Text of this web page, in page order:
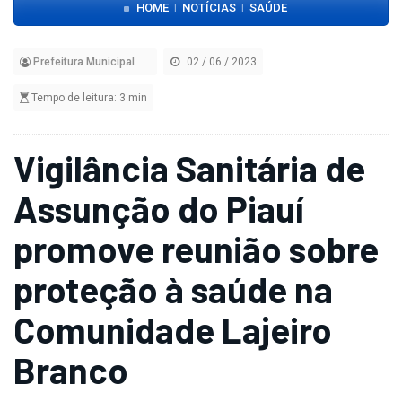
HOME NOTÍCIAS SAÚDE
Prefeitura Municipal 02 / 06 / 2023
Tempo de leitura: 3 min
Vigilância Sanitária de
Assunção do Piauí
promove reunião sobre
proteção à saúde na
Comunidade Lajeiro
Branco